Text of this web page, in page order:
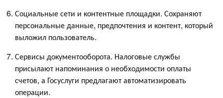
Социальные сети и контентные площадки. Сохраняют
персональные данные, предпочтения и контент, который
выложил пользователь.
Сервисы документооборота. Налоговые службы
присылают напоминания о необходимости оплаты
счетов, а Госуслуги предлагают автоматизировать
операции.